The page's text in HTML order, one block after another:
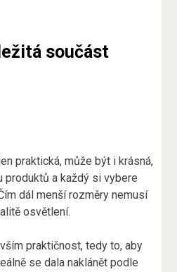
součást
praktická, může být i krásná,
produktů a každý si vybere
dál menší rozměry nemusí
osvětlení.
praktičnost, tedy to, aby
se dala naklánět podle